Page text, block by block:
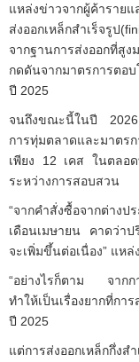
แหล่งข่าวจากผู้ค้าราย
ส่งออกเหล็กสำเร็จรูป
จากฐานการส่งออกที่
กดดันจากมาตรการตอ
ปี 2025
จนถึงขณะนี้ในปี
การทุ่มตลาดและมาตร
เพียง 12 เคส ในตลอ
ระหว่างการสอบสวน
“จากคำสั่งซื้อจากต่างป
เดือนเมษายน คาดว่าป
จะเพิ่มขึ้นต่อเนื่อง” แห
“อย่างไรก็ตาม จากก
ทำให้เป็นเรื่องยากที่กา
ปี 2025
แต่การส่งออกเหล็กกึ่ง